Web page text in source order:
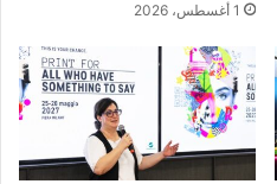
1 أغسطس، 2026